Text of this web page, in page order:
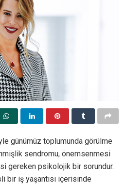
günümüz toplumunda görülme
sendromu, önemsenmesi
gereken psikolojik bir sorundur.
bir iş yaşantısı içerisinde